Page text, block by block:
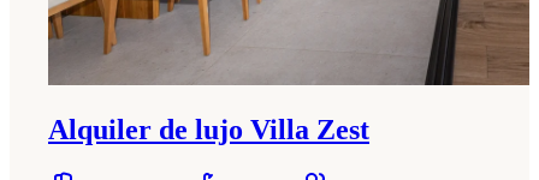
Alquiler de lujo Villa Zest